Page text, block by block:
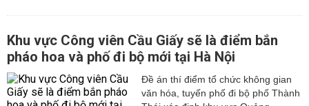
Khu vực Công viên Cầu Giấy sẽ là điểm bắn
pháo hoa và phố đi bộ mới tại Hà Nội
Đề án thí điểm tổ chức không gian
văn hóa, tuyến phố đi bộ phố Thành